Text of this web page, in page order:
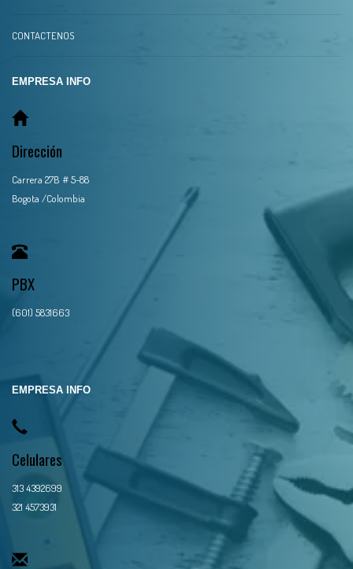
CONTACTENOS
EMPRESA INFO
Dirección
Carrera 27B # 5-88
Bogota /Colombia
PBX
(601) 5831663
EMPRESA INFO
Celulares
313 4392699
321 4573931